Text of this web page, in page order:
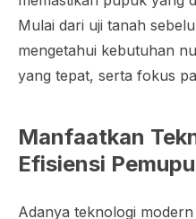
Mulai dari uji tanah
mengetahui kebutuhan
yang tepat, serta fokus
Manfaatkan
Efisiensi
Adanya teknologi